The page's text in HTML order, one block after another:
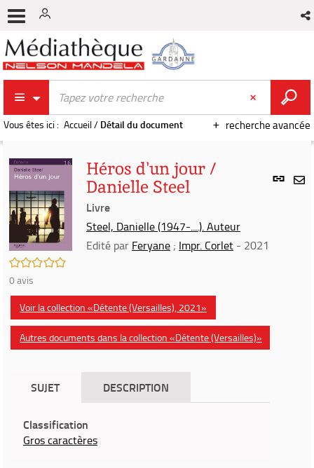
recherche avancée
Vous êtes ici : Accueil/ Détail du document
Lien
/5
0avis
Héros d'un jour /
Danielle Steel
Livre
Steel, Danielle (1947-....). Auteur
Edité par Feryane ; Impr. Corlet - 2021
Voir la collection «Détente (Versailles), 2021»
Autres documents dans la collection «Détente (Versailles)»
SUJET DESCRIPTION
Classification
Gros caractères